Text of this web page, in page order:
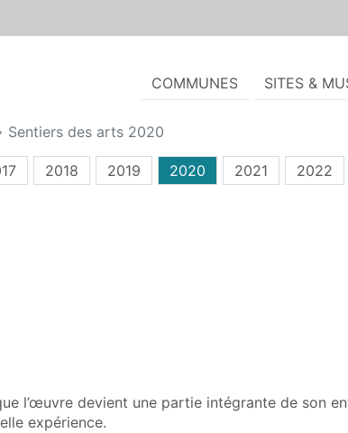
COMMUNES SITES &
Sentiers des arts 2020
2018 2019 2020 2021 2022
l’œuvre devient une partie intégrante de son
expérience.